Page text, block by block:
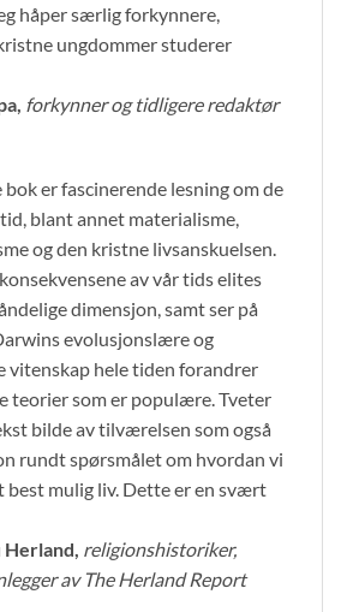
håper særlig forkynnere,
ungdommer studerer
forkynner og tidligere redaktør
bok er fascinerende lesning om de
blant annet materialisme,
og den kristne livsanskuelsen.
av vår tids elites
dimensjon, samt ser på
evolusjonslære og
vitenskap hele tiden forandrer
teorier som er populære. Tveter
bilde av tilværelsen som også
rundt spørsmålet om hvordan vi
best mulig liv. Dette er en svært
Herland, religionshistoriker,
av The Herland Report